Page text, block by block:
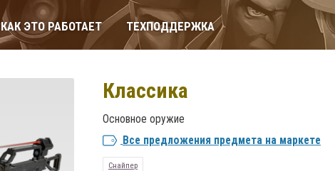
КАК ЭТО РАБОТАЕТ ТЕХПОДДЕРЖКА
Классика
Основное оружие
Все предложения предмета на маркете
Снайпер